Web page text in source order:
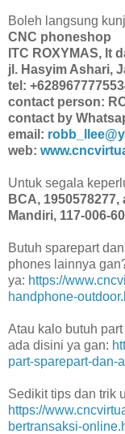
Boleh langsung
CNC phoneshop
ITC ROXYMAS, lt
jl. Hasyim Ashari,
tel:
contact person:
contact by
email:
web:
Untuk segala
BCA, 1950578277,
Mandiri, 117-006-
Butuh sparepart
phones lainnya
ya: https://
handphone-
Atau kalo butuh
ada disini ya gan:
part-sparepart-dan-
Sedikit tips dan trik
https://
bertransaksi-